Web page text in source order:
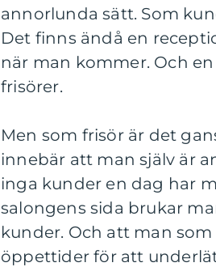
annorlunda sätt. Som
Det finns ändå en
när man kommer. Och
frisörer.
Men som frisör är det
innebär att man själv är
inga kunder en dag har
salongens sida brukar
kunder. Och att man
öppettider för att